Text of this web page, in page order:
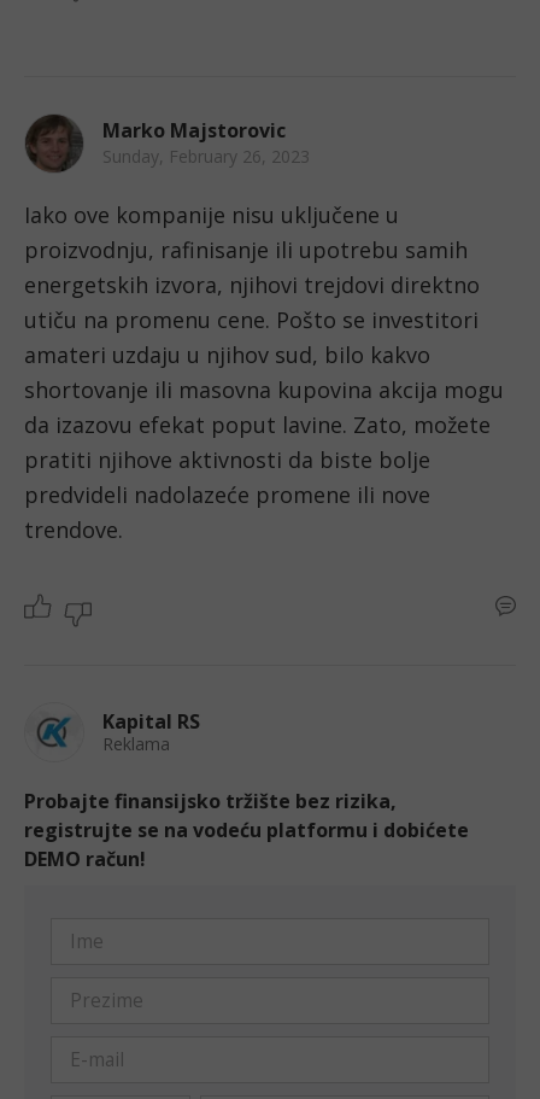
Marko Majstorovic
Sunday, February 26, 2023
Iako ove kompanije nisu uključene u
proizvodnju, rafinisanje ili upotrebu samih
energetskih izvora, njihovi trejdovi direktno
utiču na promenu cene. Pošto se investitori
amateri uzdaju u njihov sud, bilo kakvo
shortovanje ili masovna kupovina akcija mogu
da izazovu efekat poput lavine. Zato, možete
pratiti njihove aktivnosti da biste bolje
predvideli nadolazeće promene ili nove
trendove.
Kapital RS
Reklama
Probajte finansijsko tržište bez rizika,
registrujte se na vodeću platformu i dobićete
DEMO račun!